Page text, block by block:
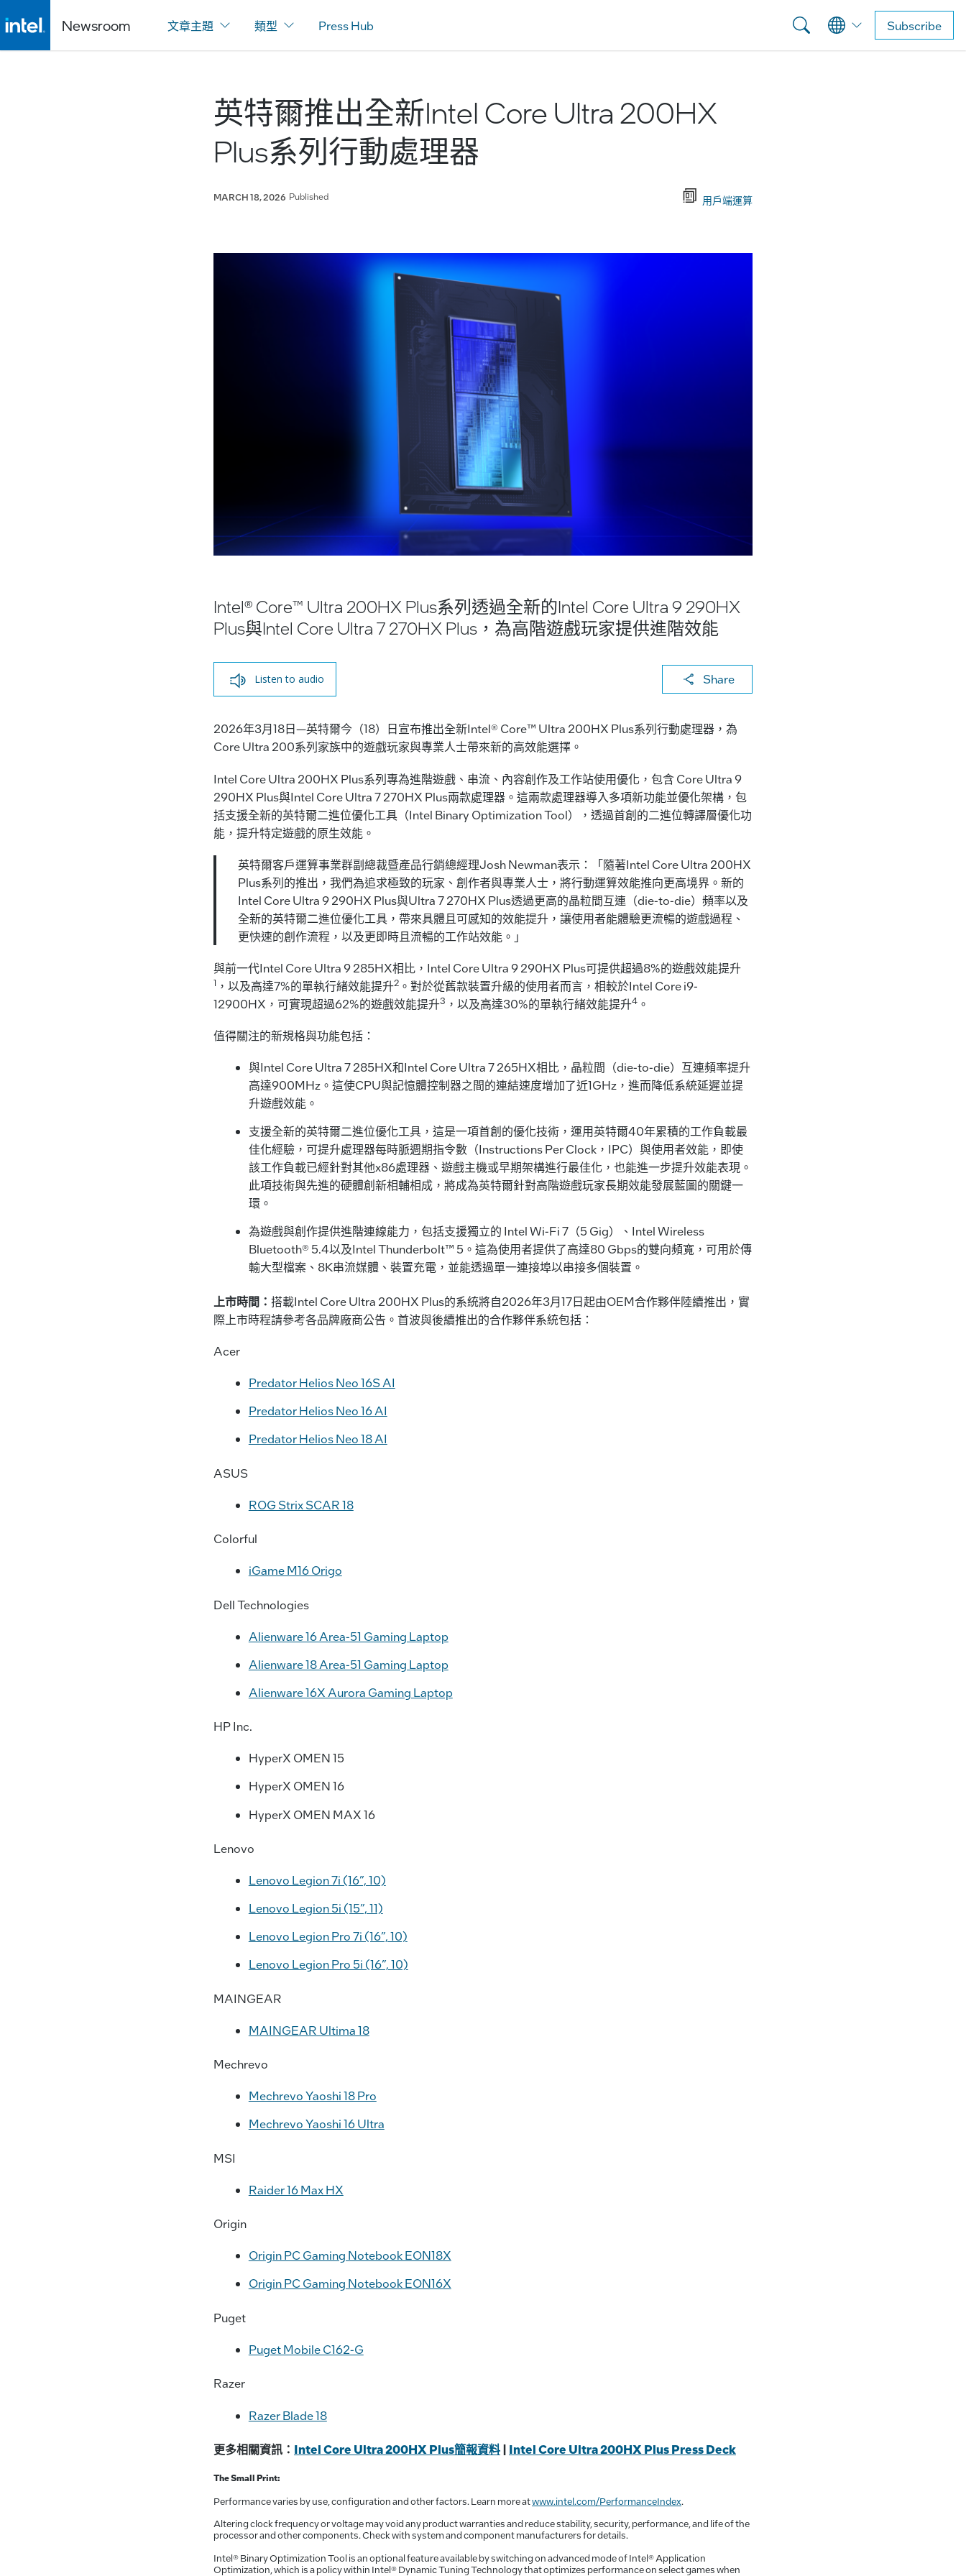
Newsroom 文章主題 類型 Press Hub Subscribe
英特爾推出全新Intel Core Ultra 200HX
Plus系列行動處理器
MARCH 18, 2026 Published 用戶端運算
Intel® Core™ Ultra 200HX Plus系列透過全新的Intel Core Ultra 9 290HX
Plus與Intel Core Ultra 7 270HX Plus，為高階遊戲玩家提供進階效能
Listen to audio Share
X
a
c
b
o
o
2026年3月18日—英特爾今（18）日宣布推出全新Intel® Core™ Ultra 200HX Plus系列行動處理器，為
Core Ultra 200系列家族中的遊戲玩家與專業人士帶來新的高效能選擇。
Intel Core Ultra 200HX Plus系列專為進階遊戲、串流、內容創作及工作站使用優化，包含 Core Ultra 9
290HX Plus與Intel Core Ultra 7 270HX Plus兩款處理器。這兩款處理器導入多項新功能並優化架構，包
括支援全新的英特爾二進位優化工具（Intel Binary Optimization Tool），透過首創的二進位轉譯層優化功
能，提升特定遊戲的原生效能。
英特爾客戶運算事業群副總裁暨產品行銷總經理Josh Newman表示：「隨著Intel Core Ultra 200HX
Plus系列的推出，我們為追求極致的玩家、創作者與專業人士，將行動運算效能推向更高境界。新的
Intel Core Ultra 9 290HX Plus與Ultra 7 270HX Plus透過更高的晶粒間互連（die-to-die）頻率以及
全新的英特爾二進位優化工具，帶來具體且可感知的效能提升，讓使用者能體驗更流暢的遊戲過程、
更快速的創作流程，以及更即時且流暢的工作站效能。」
與前一代Intel Core Ultra 9 285HX相比，Intel Core Ultra 9 290HX Plus可提供超過8%的遊戲效能提升
1 ，以及高達7%的單執行緒效能提升2 。對於從舊款裝置升級的使用者而言，相較於Intel Core i9-
12900HX，可實現超過62%的遊戲效能提升3 ，以及高達30%的單執行緒效能提升4 。
值得關注的新規格與功能包括：
與Intel Core Ultra 7 285HX和Intel Core Ultra 7 265HX相比，晶粒間（die-to-die）互連頻率提升
高達900MHz。這使CPU與記憶體控制器之間的連結速度增加了近1GHz，進而降低系統延遲並提
升遊戲效能。
支援全新的英特爾二進位優化工具，這是一項首創的優化技術，運用英特爾40年累積的工作負載最
佳化經驗，可提升處理器每時脈週期指令數（Instructions Per Clock，IPC）與使用者效能，即使
該工作負載已經針對其他x86處理器、遊戲主機或早期架構進行最佳化，也能進一步提升效能表現。
此項技術與先進的硬體創新相輔相成，將成為英特爾針對高階遊戲玩家長期效能發展藍圖的關鍵一
環。
為遊戲與創作提供進階連線能力，包括支援獨立的 Intel Wi-Fi 7（5 Gig）、Intel Wireless
Bluetooth® 5.4以及Intel Thunderbolt™ 5。這為使用者提供了高達80 Gbps的雙向頻寬，可用於傳
輸大型檔案、8K串流媒體、裝置充電，並能透過單一連接埠以串接多個裝置。
上市時間： 搭載Intel Core Ultra 200HX Plus的系統將自2026年3月17日起由OEM合作夥伴陸續推出，實
際上市時程請參考各品牌廠商公告。首波與後續推出的合作夥伴系統包括：
Acer
Predator Helios Neo 16S AI
Predator Helios Neo 16 AI
Predator Helios Neo 18 AI
ASUS
ROG Strix SCAR 18
Colorful
iGame M16 Origo
Dell Technologies
Alienware 16 Area-51 Gaming Laptop
Alienware 18 Area-51 Gaming Laptop
Alienware 16X Aurora Gaming Laptop
HP Inc.
HyperX OMEN 15
HyperX OMEN 16
HyperX OMEN MAX 16
Lenovo
Lenovo Legion 7i (16”, 10)
Lenovo Legion 5i (15”, 11)
Lenovo Legion Pro 7i (16”, 10)
Lenovo Legion Pro 5i (16”, 10)
MAINGEAR
MAINGEAR Ultima 18
Mechrevo
Mechrevo Yaoshi 18 Pro
Mechrevo Yaoshi 16 Ultra
MSI
Raider 16 Max HX
Origin
Origin PC Gaming Notebook EON18X
Origin PC Gaming Notebook EON16X
Puget
Puget Mobile C162-G
Razer
Razer Blade 18
更多相關資訊： Intel Core Ultra 200HX Plus簡報資料| Intel Core Ultra 200HX Plus Press Deck
The Small Print:
Performance varies by use, configuration and other factors. Learn more atwww.intel.com/PerformanceIndex.
Altering clock frequency or voltage may void any product warranties and reduce stability, security, performance, and life of the
processor and other components. Check with system and component manufacturers for details.
Intel® Binary Optimization Tool is an optional feature available by switching on advanced mode of Intel® Application
Optimization, which is a policy within Intel® Dynamic Tuning Technology that optimizes performance on select games when